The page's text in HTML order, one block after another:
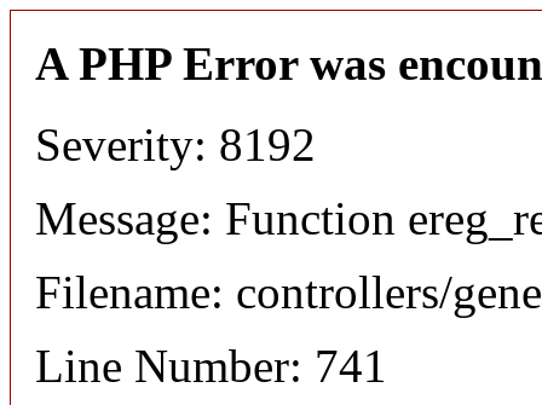
A PHP Error was
Severity: 8192
Message: Function
Filename: controllers/
Line Number: 741